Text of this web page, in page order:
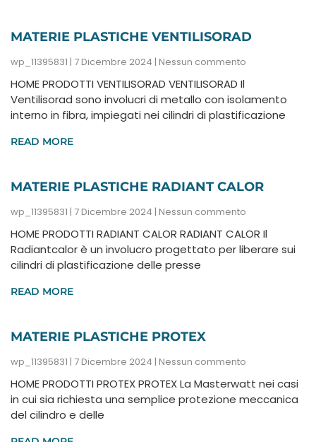
MATERIE PLASTICHE VENTILISORAD
wp_11395831 7 Dicembre 2024 Nessun commento
HOME PRODOTTI VENTILISORAD VENTILISORAD Il
Ventilisorad sono involucri di metallo con isolamento
interno in fibra, impiegati nei cilindri di plastificazione
READ MORE
MATERIE PLASTICHE RADIANT CALOR
wp_11395831 7 Dicembre 2024 Nessun commento
HOME PRODOTTI RADIANT CALOR RADIANT CALOR Il
Radiantcalor è un involucro progettato per liberare sui
cilindri di plastificazione delle presse
READ MORE
MATERIE PLASTICHE PROTEX
wp_11395831 7 Dicembre 2024 Nessun commento
HOME PRODOTTI PROTEX PROTEX La Masterwatt nei casi
in cui sia richiesta una semplice protezione meccanica
del cilindro e delle